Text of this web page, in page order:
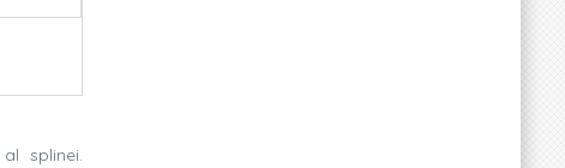
splinei.